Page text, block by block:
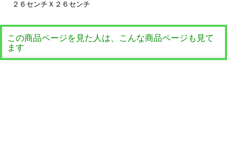
２６センチＸ２６センチ
この商品ページを見た人は、こんな商品ページも見て
ます